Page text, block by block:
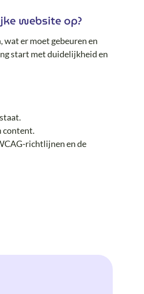
website op?
er moet gebeuren en
start met duidelijkheid en
content.
richtlijnen en de